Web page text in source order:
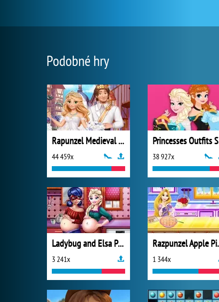
Podobné hry
Rapunzel Medieval Wedding
44 459x 38 927x
Ladybug and Elsa Pregnant BFFs
3 241x 1 344x